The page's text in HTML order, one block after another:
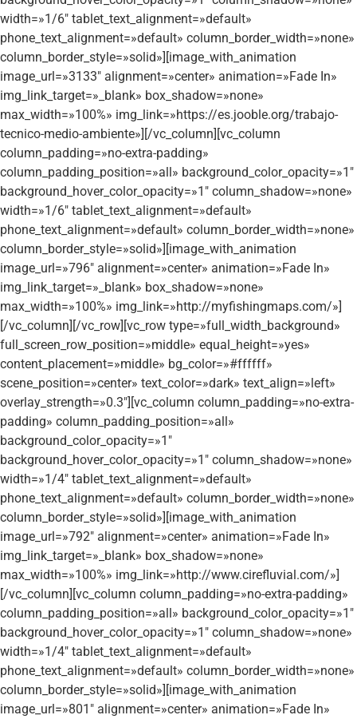
width=»1/6″ tablet_text_alignment=»default»
phone_text_alignment=»default» column_border_width=»none»
column_border_style=»solid»][image_with_animation
image_url=»3133″ alignment=»center» animation=»Fade In»
img_link_target=»_blank» box_shadow=»none»
max_width=»100%» img_link=»https://es.jooble.org/trabajo-
tecnico-medio-ambiente»][/vc_column][vc_column
column_padding=»no-extra-padding»
column_padding_position=»all» background_color_opacity=»1″
background_hover_color_opacity=»1″ column_shadow=»none»
width=»1/6″ tablet_text_alignment=»default»
phone_text_alignment=»default» column_border_width=»none»
column_border_style=»solid»][image_with_animation
image_url=»796″ alignment=»center» animation=»Fade In»
img_link_target=»_blank» box_shadow=»none»
max_width=»100%» img_link=»http://myfishingmaps.com/»]
[/vc_column][/vc_row][vc_row type=»full_width_background»
full_screen_row_position=»middle» equal_height=»yes»
content_placement=»middle» bg_color=»#ffffff»
scene_position=»center» text_color=»dark» text_align=»left»
overlay_strength=»0.3″][vc_column column_padding=»no-extra-
padding» column_padding_position=»all»
background_color_opacity=»1″
background_hover_color_opacity=»1″ column_shadow=»none»
width=»1/4″ tablet_text_alignment=»default»
phone_text_alignment=»default» column_border_width=»none»
column_border_style=»solid»][image_with_animation
image_url=»792″ alignment=»center» animation=»Fade In»
img_link_target=»_blank» box_shadow=»none»
max_width=»100%» img_link=»http://www.cirefluvial.com/»]
[/vc_column][vc_column column_padding=»no-extra-padding»
column_padding_position=»all» background_color_opacity=»1″
background_hover_color_opacity=»1″ column_shadow=»none»
width=»1/4″ tablet_text_alignment=»default»
phone_text_alignment=»default» column_border_width=»none»
column_border_style=»solid»][image_with_animation
image_url=»801″ alignment=»center» animation=»Fade In»